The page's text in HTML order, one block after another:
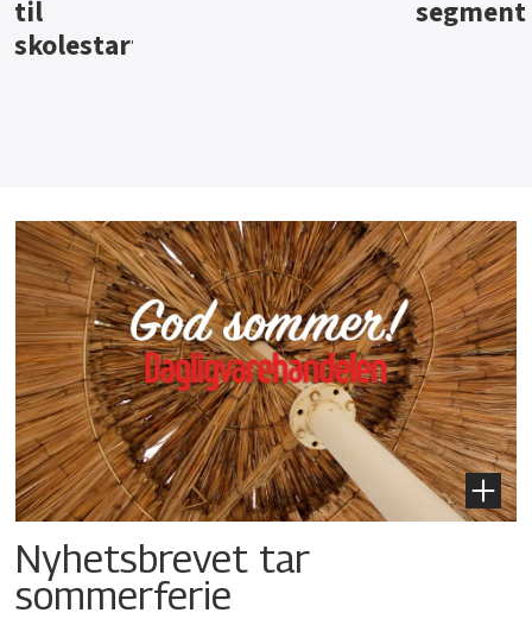
Nyhetsbrevet tar
sommerferie